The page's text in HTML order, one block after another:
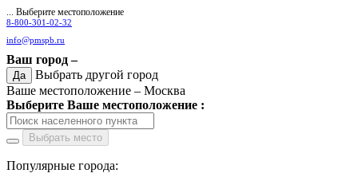
... Выберите местоположение
8-800-301-02-32
info@pmspb.ru
Ваш город –
Да
Выбрать другой город
Ваше местоположение – Москва
Выберите Ваше местоположение :
Выбрать место
Популярные города: